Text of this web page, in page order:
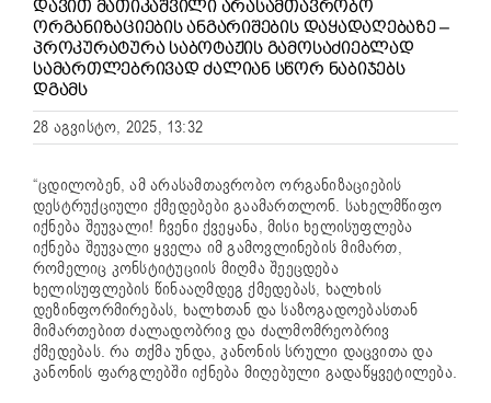
ᲓᲐᲕᲘᲗ ᲛᲐᲗᲘᲙᲐᲨᲕᲘᲚᲘ ᲐᲠᲐᲡᲐᲛᲗᲐᲕᲠᲝᲑᲝ
ᲝᲠᲒᲐᲜᲘᲖᲐᲪᲘᲔᲑᲘᲡ ᲐᲜᲒᲐᲠᲘᲨᲔᲑᲘᲡ ᲓᲐᲧᲐᲓᲐᲦᲔᲑᲐᲖᲔ –
ᲞᲠᲝᲙᲣᲠᲐᲢᲣᲠᲐ ᲡᲐᲑᲝᲢᲐᲟᲘᲡ ᲒᲐᲛᲝᲡᲐᲫᲘᲔᲑᲚᲐᲓ
ᲡᲐᲛᲐᲠᲗᲚᲔᲑᲠᲘᲕᲐᲓ ᲫᲐᲚᲘᲐᲜ ᲡᲬᲝᲠ ᲜᲐᲑᲘᲯᲔᲑᲡ
ᲓᲒᲐᲛᲡ
28 აგვისტო, 2025, 13:32
“ცდილობენ, ამ არასამთავრობო ორგანიზაციების
დესტრუქციული ქმედებები გაამართლონ. სახელმწიფო
იქნება შეუვალი! ჩვენი ქვეყანა, მისი ხელისუფლება
იქნება შეუვალი ყველა იმ გამოვლინების მიმართ,
რომელიც კონსტიტუციის მიღმა შეეცდება
ხელისუფლების წინააღმდეგ ქმედებას, ხალხის
დეზინფორმირებას, ხალხთან და საზოგადოებასთან
მიმართებით ძალადობრივ და ძალმომრეობრივ
ქმედებას. რა თქმა უნდა, კანონის სრული დაცვითა და
კანონის ფარგლებში იქნება მიღებული გადაწყვეტილება.